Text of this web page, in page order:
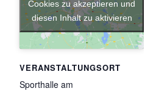
VERANSTALTUNGSORT
Sporthalle am
Cookies zu akzeptieren und
diesen Inhalt zu aktivieren